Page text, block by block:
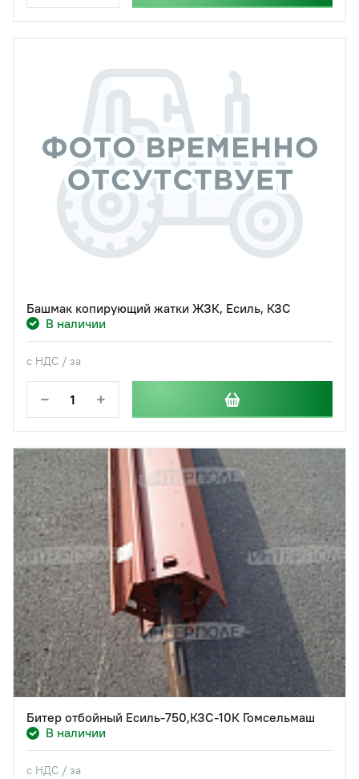
Башмак копирующий жатки ЖЗК, Есиль, КЗС
В наличии
с НДС / за
− +
Битер отбойный Есиль-750,КЗС-10К Гомсельмаш
В наличии
с НДС / за